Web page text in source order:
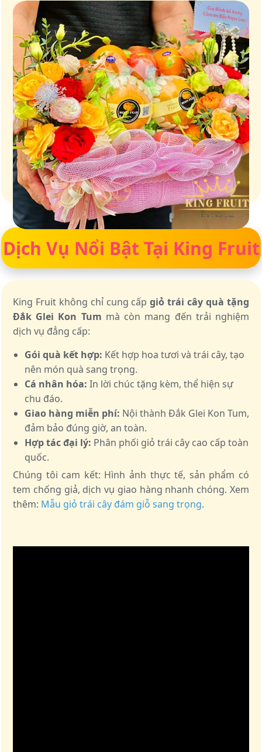
Giữ trọn vị ngọt của thiên nhiên
Dịch Vụ Nổi Bật Tại King Fruit
King Fruit không chỉ cung cấpgiỏ trái cây quà tặng
Đắk Glei Kon Tum mà còn mang đến trải nghiệm
dịch vụ đẳng cấp:
Gói quà kết hợp: Kết hợp hoa tươi và trái cây, tạo
nên món quà sang trọng.
Cá nhân hóa: In lời chúc tặng kèm, thể hiện sự
chu đáo.
Giao hàng miễn phí: Nội thành Đắk Glei Kon Tum,
đảm bảo đúng giờ, an toàn.
Hợp tác đại lý: Phân phối giỏ trái cây cao cấp toàn
quốc.
Chúng tôi cam kết: Hình ảnh thực tế, sản phẩm có
tem chống giả, dịch vụ giao hàng nhanh chóng. Xem
thêm: Mẫu giỏ trái cây đám giỗ sang trọng.